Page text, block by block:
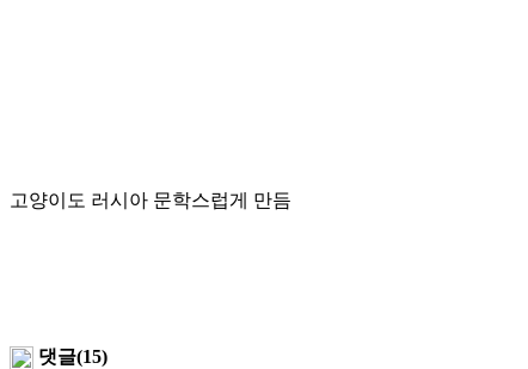
고양이도 러시아 문학스럽게 만듬
댓글(15)